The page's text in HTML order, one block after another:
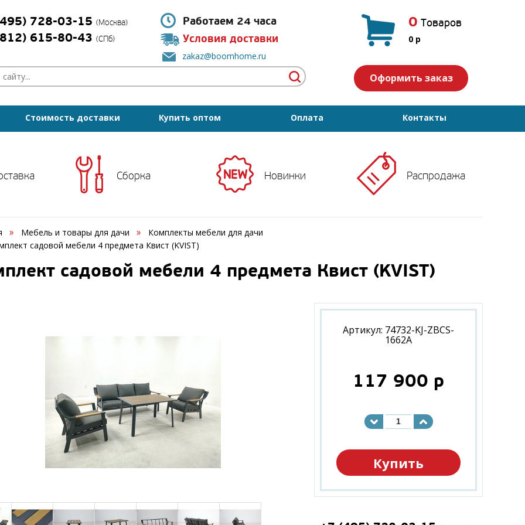
728-03-15 (Москва)
615-80-43 (СПб)
Работаем 24 часа
Условия доставки
zakaz@boomhome.ru
0 Товаров
0 p
Оформить заказ
Стоимость доставки Купить оптом Оплата Контакты
Сборка Новинки Распродажа
Мебель и товары для дачи
Комплекты мебели для дачи
садовой мебели 4 предмета Квист (KVIST)
садовой мебели 4 предмета Квист (KVIST)
Артикул: 74732-KJ-ZBCS-
1662A
117 900 p
Купить